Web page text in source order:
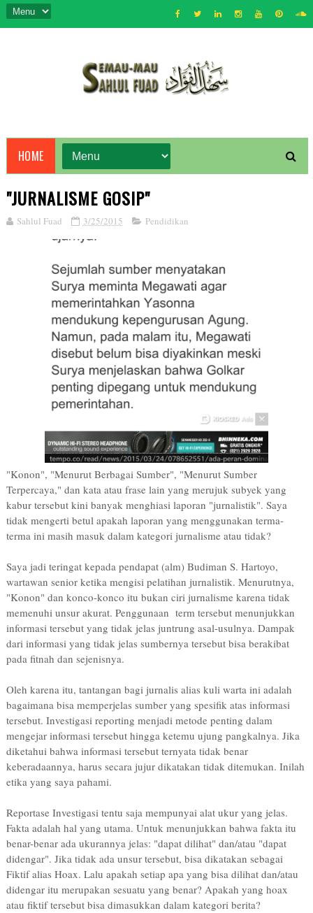
HOME
"JURNALISME GOSIP"
Sahlul Fuad 3/25/2015 Pendidikan
"Konon", "Menurut Berbagai Sumber", "Menurut Sumber
Terpercaya," dan kata atau frase lain yang merujuk subyek yang
kabur tersebut kini banyak menghiasi laporan "jurnalistik". Saya
tidak mengerti betul apakah laporan yang menggunakan terma-
terma ini masih masuk dalam kategori jurnalisme atau tidak?
Saya jadi teringat kepada pendapat (alm) Budiman S. Hartoyo,
wartawan senior ketika mengisi pelatihan jurnalistik. Menurutnya,
"Konon" dan konco-konco itu bukan ciri jurnalisme karena tidak
memenuhi unsur akurat. Penggunaan term tersebut menunjukkan
informasi tersebut yang tidak jelas juntrung asal-usulnya. Dampak
dari informasi yang tidak jelas sumbernya tersebut bisa berakibat
pada fitnah dan sejenisnya.
Oleh karena itu, tantangan bagi jurnalis alias kuli warta ini adalah
bagaimana bisa memperjelas sumber yang spesifik atas informasi
tersebut. Investigasi reporting menjadi metode penting dalam
mengejar informasi tersebut hingga ketemu ujung pangkalnya. Jika
diketahui bahwa informasi tersebut ternyata tidak benar
keberadaannya, harus secara jujur dikatakan tidak ditemukan. Inilah
etika yang saya pahami.
Reportase Investigasi tentu saja mempunyai alat ukur yang jelas.
Fakta adalah hal yang utama. Untuk menunjukkan bahwa fakta itu
benar-benar ada ukurannya jelas: "dapat dilihat" dan/atau "dapat
didengar". Jika tidak ada unsur tersebut, bisa dikatakan sebagai
Fiktif alias Hoax. Lalu apakah setiap apa yang bisa dilihat dan/atau
didengar itu merupakan sesuatu yang benar? Apakah yang hoax
atau fiktif tersebut bisa dimasukkan dalam kategori berita?